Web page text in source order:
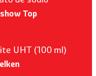
Top
UHT (100 ml)